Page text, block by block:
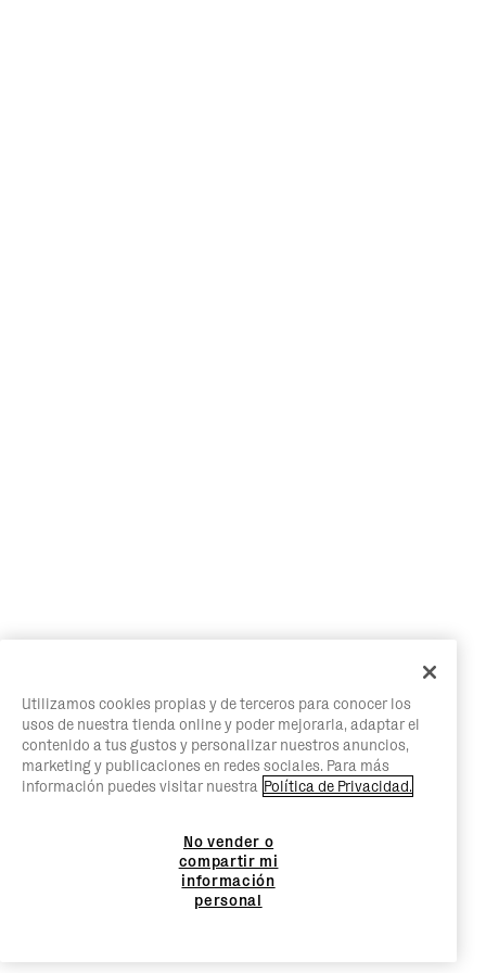
Utilizamos cookies propias y de terceros para conocer los
usos de nuestra tienda online y poder mejorarla, adaptar el
contenido a tus gustos y personalizar nuestros anuncios,
marketing y publicaciones en redes sociales. Para más
información puedes visitar nuestra Política de Privacidad.
No vender o
compartir mi
información
personal